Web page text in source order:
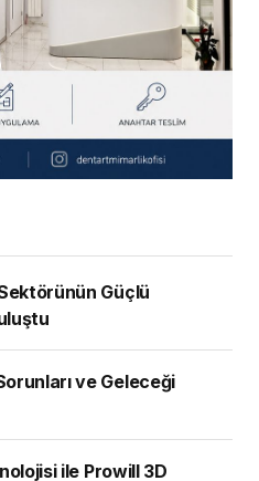
Güçlü
ve Geleceği
ile Prowill 3D